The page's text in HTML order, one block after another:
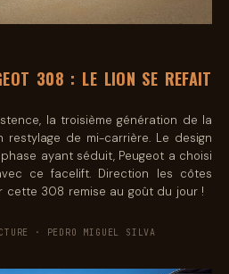
308 : LE LION SE REFAIT
la troisième génération de la
restylage de mi-carrière. Le design
ayant séduit, Peugeot a choisi
ce facelift. Direction les côtes
cette 308 remise au goût du jour !
· PEDRO MIGUEL SILVA